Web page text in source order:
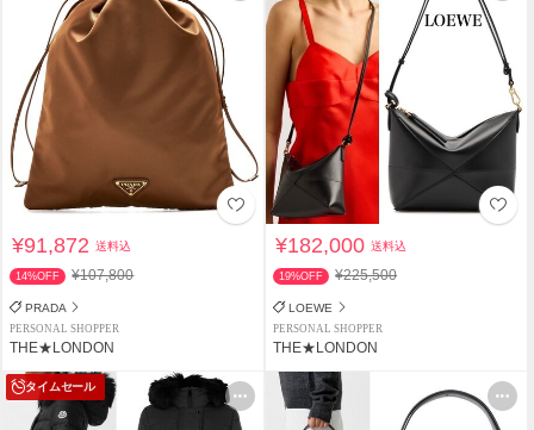
¥91,872送料込
14%OFF ¥107,800
PRADA
PERSONAL SHOPPER
THE★LONDON
¥182,000送料込
19%OFF ¥225,500
LOEWE
PERSONAL SHOPPER
THE★LONDON
タイムセール